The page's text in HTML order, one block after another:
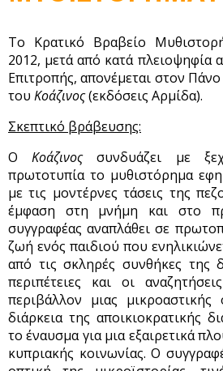
Το Κρατικό Βραβείο
2012, μετά από κατά πλειοψηφία
Επιτροπής, απονέμεται στον
του Κοάζινος(εκδόσεις Αρμίδα).
Σκεπτικό βράβευσης:
ΟΚοάζινοςσυνδυάζει με
πρωτοτυπία το μυθιστόρημα
με τις μοντέρνες τάσεις της
έμφαση στη μνήμη και στο
συγγραφέας αναπλάθει σε
ζωή ενός παιδιού που
από τις σκληρές συνθήκες της
περιπέτειες και οι
περιβάλλον μιας μικροαστικής
διάρκεια της αποικιοκρατικής
το έναυσμα για μια εξαιρετικά
κυπριακής κοινωνίας. Ο